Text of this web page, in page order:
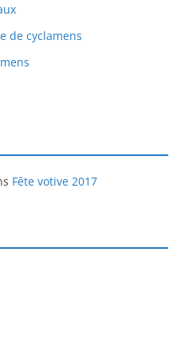
de cyclamens
Fête votive 2017